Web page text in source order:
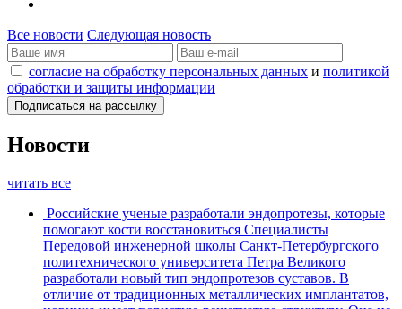
Все новости Следующая новость
согласие на обработку персональных данных и политикой
обработки и защиты информации
Новости
читать все
Российские ученые разработали эндопротезы, которые
помогают кости восстановиться Специалисты
Передовой инженерной школы Санкт-Петербургского
политехнического университета Петра Великого
разработали новый тип эндопротезов суставов. В
отличие от традиционных металлических имплантатов,